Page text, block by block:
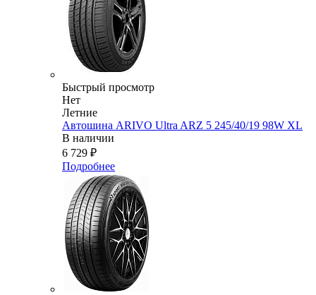
Быстрый просмотр
Нет
Летние
Автошина ARIVO Ultra ARZ 5 245/40/19 98W XL
В наличии
6 729 ₽
Подробнее